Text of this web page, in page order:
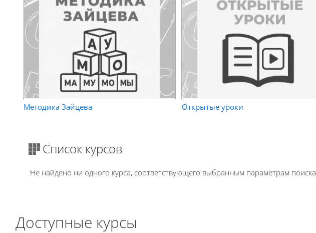
Методика Зайцева Открытые уроки
Список курсов
Не найдено ни одного курса, соответствующего выбранным параметрам поиска
Доступные курсы